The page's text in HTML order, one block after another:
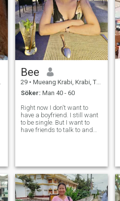
Bee
29 • Mueang Krabi, Krabi, Thailand
Söker: Man 40 - 60
Right now I don't want to
have a boyfriend. I still want
to be single. But I want to
have friends to talk to and